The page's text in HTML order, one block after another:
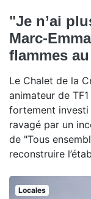
"Je n’ai
Marc-
flammes
Le Chalet de la
animateur de
fortement investi
ravagé par un
de "Tous
reconstruire
Locales